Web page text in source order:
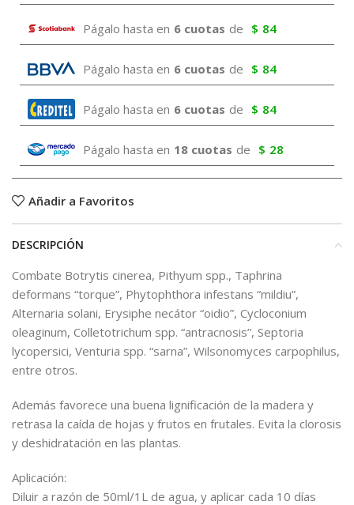
Págalo hasta en 6 cuotas de $ 84
Págalo hasta en 6 cuotas de $ 84
Págalo hasta en 6 cuotas de $ 84
Págalo hasta en 18 cuotas de $ 28
Añadir a Favoritos
DESCRIPCIÓN
Combate Botrytis cinerea, Pithyum spp., Taphrina
deformans “torque”, Phytophthora infestans “mildiu”,
Alternaria solani, Erysiphe necátor “oidio”, Cycloconium
oleaginum, Colletotrichum spp. “antracnosis”, Septoria
lycopersici, Venturia spp. “sarna”, Wilsonomyces carpophilus,
entre otros.
Además favorece una buena lignificación de la madera y
retrasa la caída de hojas y frutos en frutales. Evita la clorosis
y deshidratación en las plantas.
Aplicación:
Diluir a razón de 50ml/1L de agua, y aplicar cada 10 días